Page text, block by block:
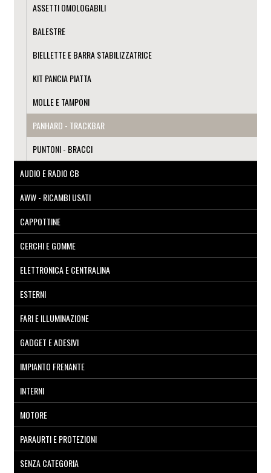
ASSETTI OMOLOGABILI
BALESTRE
BIELLETTE E BARRA STABILIZZATRICE
KIT PANCIA PIATTA
MOLLE E TAMPONI
PANHARD - TRACKBAR
PUNTONI - BRACCI
AUDIO E RADIO CB
AWW - RICAMBI USATI
CAPPOTTINE
CERCHI E GOMME
ELETTRONICA E CENTRALINA
ESTERNI
FARI E ILLUMINAZIONE
GADGET E ADESIVI
IMPIANTO FRENANTE
INTERNI
MOTORE
PARAURTI E PROTEZIONI
SENZA CATEGORIA